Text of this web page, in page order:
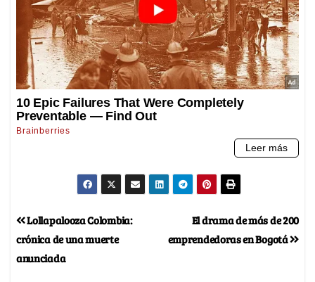
El drama de más de 200
emprendedoras en Bogotá
Lollapalooza Colombia:
crónica de una muerte
anunciada